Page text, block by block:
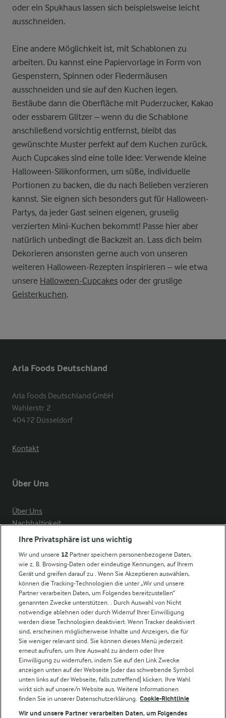
oder ein Spukhaus lassen sich beispielsweise leicht
ausschneiden.
Eine andere Möglichkeit ist, mit Schablonen zu
arbeiten. Du kannst eine Papiervorlage in Form von
Gespenstern, Spinnen oder Fledermäusen
ausschneiden und sie auf den Kuchen legen.
Bestäube dann die Oberfläche mit Puderzucker, Kakao
oder essbarem Glitzer – wenn du die Schablone
anschließend vorsichtig entfernst, bleibt das
gewünschte Muster perfekt auf dem Kuchen zurück.
Auch Cupcakes sind eine tolle Idee: Verwende kleine
Halloween-Silikonformen, um süße, individuelle
Portionen zu backen, die du nach Belieben verzieren
kannst. Sie eignen sich besonders gut für Halloween-
Partys, da jeder Gast seinen eigenen, gruselig
verzierten Mini-Kuchen bekommt! Passe hier aber
natürlich unbedingt die Backzeit an. Lass dich beim
Dekorieren ansonsten gerne auch von unseren
weiteren Halloween-Rezepten inspirieren – wie etwa
unsere Halloween-Cupcakes oder der gruslige
Geisterkuchen.
Arla Foods Deutschland
Arla Foods Deutschland GmbH
Wahlerstr. 2
40472 Düsseldorf
Kontakt
Über Uns
Über Uns
Nachhaltigkeit
Compliance
Arla in anderen Ländern
Weitere Arla Websites
Castello
Lurpak
Arla Pro
Für unsere Landwirt:innen
Folge uns!
Ihre Privatsphäre ist uns wichtig
Wir und unsere 12 Partner speichern personenbezogene Daten,
wie z. B. Browsing-Daten oder eindeutige Kennungen, auf Ihrem
Gerät und greifen darauf zu . Wenn Sie Akzeptieren auswählen,
können die Tracking-Technologien die unter „Wir und unsere
Partner verarbeiten Daten, um Folgendes bereitzustellen“
genannten Zwecke unterstützen. . Durch Auswahl von Nicht
notwendige ablehnen oder durch Widerruf Ihrer Einwilligung
werden diese Technologien deaktiviert. Wenn Tracker deaktiviert
sind, erscheinen möglicherweise Inhalte und Anzeigen, die für
Sie weniger relevant sind. Sie können dieses Menü jederzeit
erneut aufrufen, um Ihre Auswahl zu ändern oder Ihre
Einwilligung zu widerrufen, indem Sie auf den Link Zwecke
anzeigen unten auf der Webseite [oder das schwebende Symbol
unten links auf der Webseite, falls zutreffend] klicken. Ihre Wahl
wirkt sich auf unsere/n Website aus. Weitere Informationen
finden Sie in unserer Datenschutzerklärung. Cookie-Richtlinie
Wir und unsere Partner verarbeiten Daten, um Folgendes